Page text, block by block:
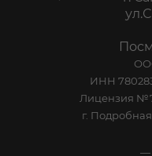
ИНН
Лицензия
г.